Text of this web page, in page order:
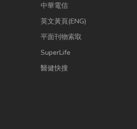
中華電信
英文黃頁(ENG)
平面刊物索取
SuperLife
醫健快搜